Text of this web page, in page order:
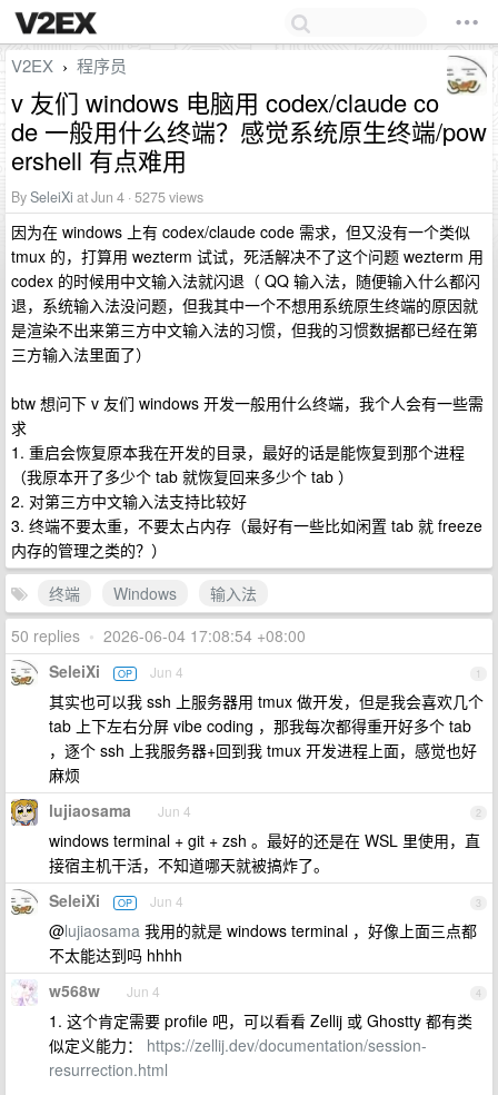
V2EX › 程序员
v 友们 windows 电脑用 codex/claude co
de 一般用什么终端？感觉系统原生终端/pow
ershell 有点难用
BySeleiXi at Jun 4 · 5275 views
因为在 windows 上有 codex/claude code 需求，但又没有一个类似
tmux 的，打算用 wezterm 试试，死活解决不了这个问题 wezterm 用
codex 的时候用中文输入法就闪退（ QQ 输入法，随便输入什么都闪
退，系统输入法没问题，但我其中一个不想用系统原生终端的原因就
是渲染不出来第三方中文输入法的习惯，但我的习惯数据都已经在第
三方输入法里面了）
btw 想问下 v 友们 windows 开发一般用什么终端，我个人会有一些需
求
1. 重启会恢复原本我在开发的目录，最好的话是能恢复到那个进程
（我原本开了多少个 tab 就恢复回来多少个 tab ）
2. 对第三方中文输入法支持比较好
3. 终端不要太重，不要太占内存（最好有一些比如闲置 tab 就 freeze
内存的管理之类的？）
终端
Windows
输入法
50 replies • 2026-06-04 17:08:54 +08:00
1
SeleiXi OP Jun 4
其实也可以我 ssh 上服务器用 tmux 做开发，但是我会喜欢几个
tab 上下左右分屏 vibe coding ，那我每次都得重开好多个 tab
，逐个 ssh 上我服务器+回到我 tmux 开发进程上面，感觉也好
麻烦
2
lujiaosama Jun 4
windows terminal + git + zsh 。最好的还是在 WSL 里使用，直
接宿主机干活，不知道哪天就被搞炸了。
3
SeleiXi OP Jun 4
@lujiaosama 我用的就是 windows terminal ，好像上面三点都
不太能达到吗 hhhh
4
w568w Jun 4
1. 这个肯定需要 profile 吧，可以看看 Zellij 或 Ghostty 都有类
似定义能力： https://zellij.dev/documentation/session-
resurrection.html